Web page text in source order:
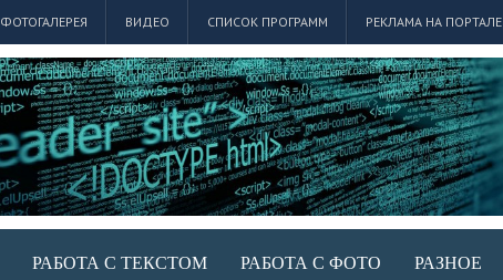
ФОТОГАЛЕРЕЯ ВИДЕО СПИСОК ПРОГРАММ РЕКЛАМА НА ПОРТАЛЕ
РАБОТА С ТЕКСТОМ РАБОТА С ФОТО РАЗНОЕ